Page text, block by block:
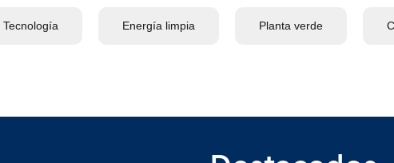
Tecnología Energía limpia Planta verde